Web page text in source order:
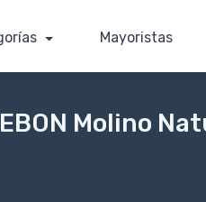
Mayoristas
Molino